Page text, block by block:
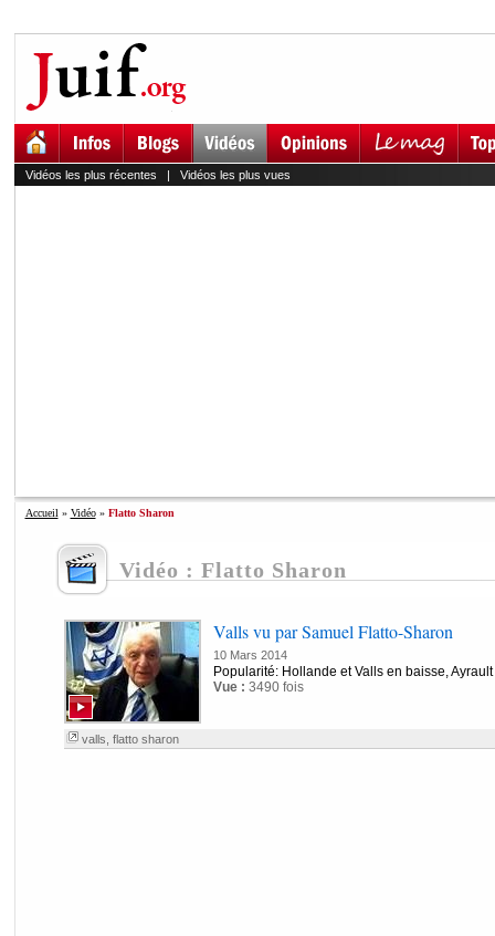
Vidéos les plus récentes | Vidéos les plus vues
Accueil » Vidéo» Flatto Sharon
Vidéo : Flatto Sharon
Valls vu par Samuel Flatto-Sharon
10 Mars 2014
Popularité: Hollande et Valls en baisse,
Vue : 3490 fois
valls flatto sharon